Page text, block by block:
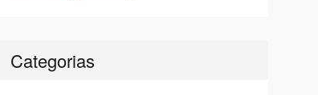
Categorias